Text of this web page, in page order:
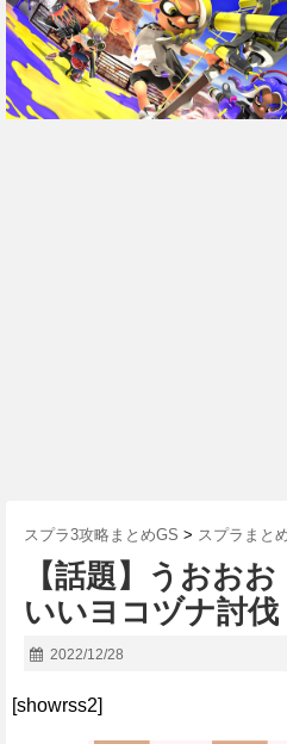
スプラ3攻略まとめGS > スプラまと
【話題】うおお
いいヨコヅナ討伐
2022/12/28
[showrss2]